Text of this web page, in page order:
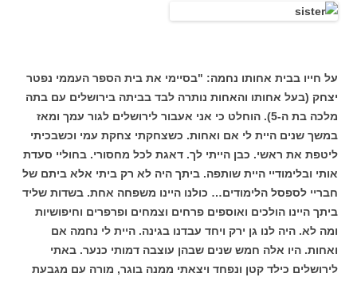
על חייו בבית אחותו נחמה: "בסיימי את בית הספר העממי נפטר
יצחק (בעל אחותו והאחות נותרה לבד בביתה בירושלים עם בתה
מלכה בת ה-5). הוחלט כי אני אעבור לירושלים לגור עמך ומאז
במשך שנים היית לי אם ואחות. כשצחקתי צחקת עמי וכשבכיתי
ליטפת את ראשי. כבן הייתי לך. דאגת לכל מחסורי. בחוליי סעדת
אותי ובלימודיי היית שותפה. ביתך היה לא רק ביתי אלא ביתם של
חבריי לספסל הלימודים… כולנו היינו משפחה אחת. בשדות שליד
ביתך היינו הולכים ואוספים פרחים וצמחים ופרפרים וחיפושיות
ומה לא. היה לנו גן ירק ויחד עבדנו בגינה. היית לי נחמה אם
ואחות. היו אלה חמש שנים שבהן עוצבה דמותי כנער. באתי
לירושלים כילד קטן ונפחד ויצאתי ממנה בוגר, מורה עם מגבעת